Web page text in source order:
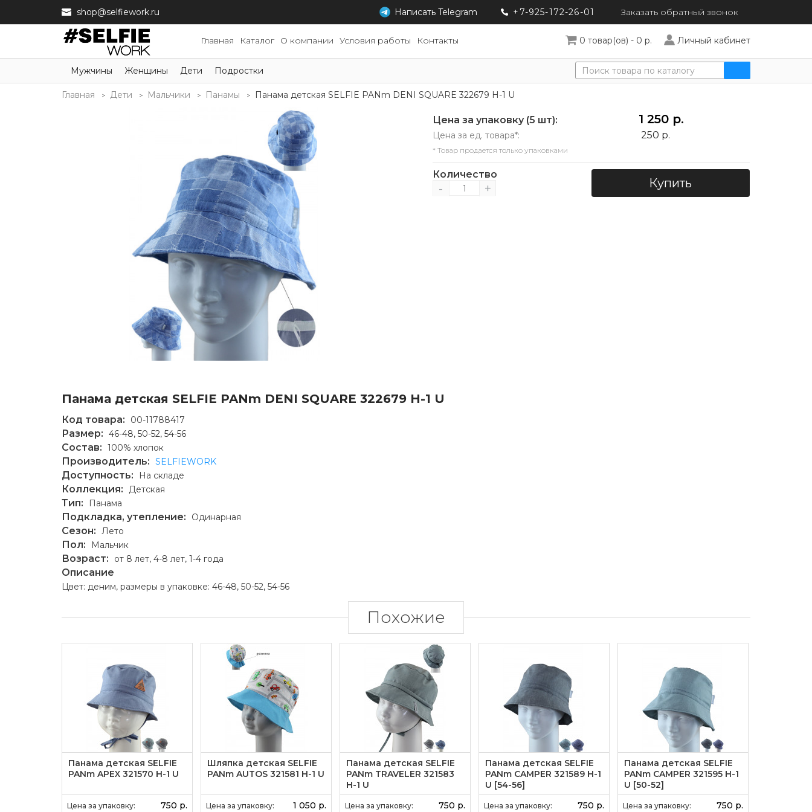
shop@selfiework.ru Написать Telegram +7-925-172-26-01 Заказать обратный звонок
Главная Каталог О компании Условия работы Контакты 0 товар(ов) - 0 р. Личный кабинет
Мужчины Женщины Дети Подростки
Главная Дети Мальчики Панамы Панама детская SELFIE PANm DENI SQUARE 322679 H-1 U
Цена за упаковку (5 шт): 1 250 р.
Цена за ед. товара*: 250 р.
* Товар продается только упаковками
Количество
- + Купить
Панама детская SELFIE PANm DENI SQUARE 322679 H-1 U
Код товара: 00-11788417
Размер: 46-48, 50-52, 54-56
Состав: 100% хлопок
Производитель: SELFIEWORK
Доступность: На складе
Коллекция: Детская
Тип: Панама
Подкладка, утепление: Одинарная
Сезон: Лето
Пол: Мальчик
Возраст: от 8 лет, 4-8 лет, 1-4 года
Описание
Цвет: деним, размеры в упаковке: 46-48, 50-52, 54-56
Похожие
Панама детская SELFIE
PANm APEX 321570 H-1 U
Цена за упаковку: 750 р.
Шляпка детская SELFIE
PANm AUTOS 321581 H-1 U
Цена за упаковку: 1 050 р.
Панама детская SELFIE
PANm TRAVELER 321583
H-1 U
Цена за упаковку: 750 р.
Панама детская SELFIE
PANm CAMPER 321589 H-1
U [54-56]
Цена за упаковку: 750 р.
Панама детская SELFIE
PANm CAMPER 321595 H-1
U [50-52]
Цена за упаковку: 750 р.